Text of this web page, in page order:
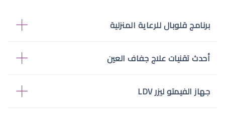
برنامج قلوبال للرعاية المنزلية
أحدث تقنيات علاج جفاف العين
جهاز الفيمتو ليزر LDV